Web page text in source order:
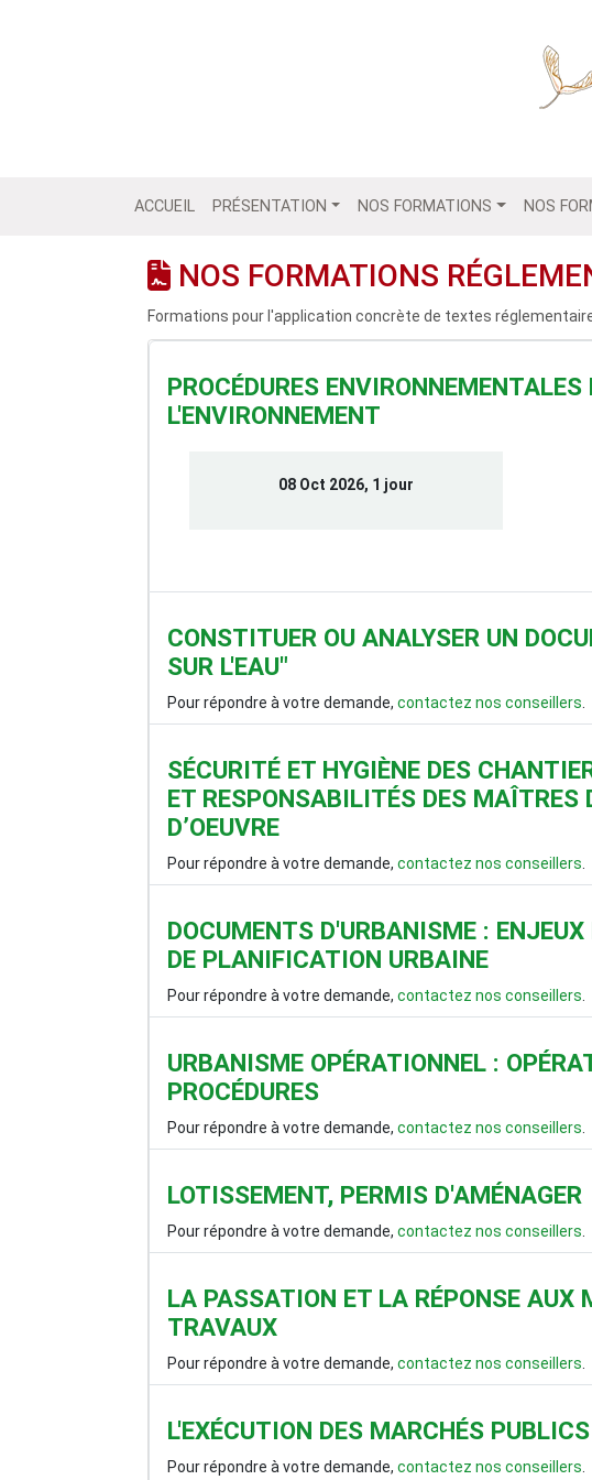
ACCUEIL PRÉSENTATION NOS FORMATIONS NOS
NOS FORMATIONS
Formations pour l'application concrète de textes
PROCÉDURES
L'ENVIRONNEMENT
08 Oct 2026, 1 jour
CONSTITUER OU ANALYSER UN
SUR L'EAU"
Pour répondre à votre demande, contactez nos conseillers
SÉCURITÉ ET HYGIÈNE DES
ET RESPONSABILITÉS DES MAÎTRES
D’OEUVRE
Pour répondre à votre demande, contactez nos conseillers
DOCUMENTS D'URBANISME :
DE PLANIFICATION URBAINE
Pour répondre à votre demande, contactez nos conseillers
URBANISME OPÉRATIONNEL :
PROCÉDURES
Pour répondre à votre demande, contactez nos conseillers
LOTISSEMENT, PERMIS D'AMÉNAGER
Pour répondre à votre demande, contactez nos conseillers
LA PASSATION ET LA RÉPONSE AUX
TRAVAUX
Pour répondre à votre demande, contactez nos conseillers
L'EXÉCUTION DES MARCHÉS
Pour répondre à votre demande, contactez nos conseillers